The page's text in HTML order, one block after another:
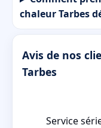
chaleur Tarbes
Avis de nos
Tarbes
Service